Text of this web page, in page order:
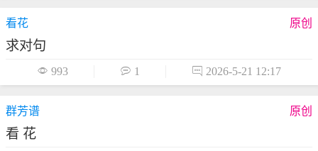
看花 原创
求对句
 993  1  2026-5-21 12:17
群芳谱 原创
看 花